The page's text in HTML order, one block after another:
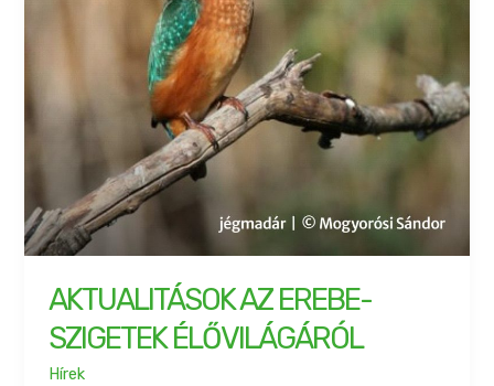
AKTUALITÁSOK AZ EREBE-
SZIGETEK ÉLŐVILÁGÁRÓL
Hírek